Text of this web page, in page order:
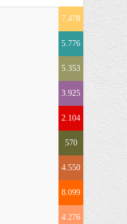
7.478
5.776
5.353
3.925
2.104
570
4.550
8.099
4.276